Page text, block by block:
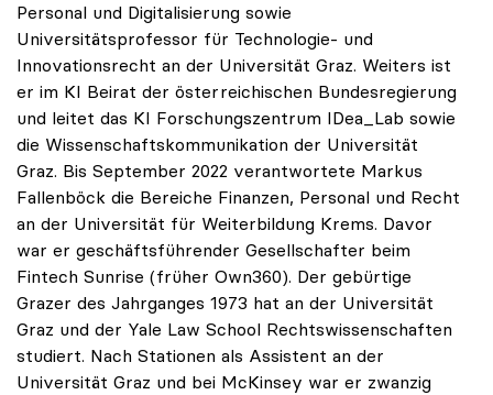
Personal und Digitalisierung sowie
Universitätsprofessor für Technologie- und
Innovationsrecht an der Universität Graz. Weiters ist
er im KI Beirat der österreichischen Bundesregierung
und leitet das KI Forschungszentrum IDea_Lab sowie
die Wissenschaftskommunikation der Universität
Graz. Bis September 2022 verantwortete Markus
Fallenböck die Bereiche Finanzen, Personal und Recht
an der Universität für Weiterbildung Krems. Davor
war er geschäftsführender Gesellschafter beim
Fintech Sunrise (früher Own360). Der gebürtige
Grazer des Jahrganges 1973 hat an der Universität
Graz und der Yale Law School Rechtswissenschaften
studiert. Nach Stationen als Assistent an der
Universität Graz und bei McKinsey war er zwanzig